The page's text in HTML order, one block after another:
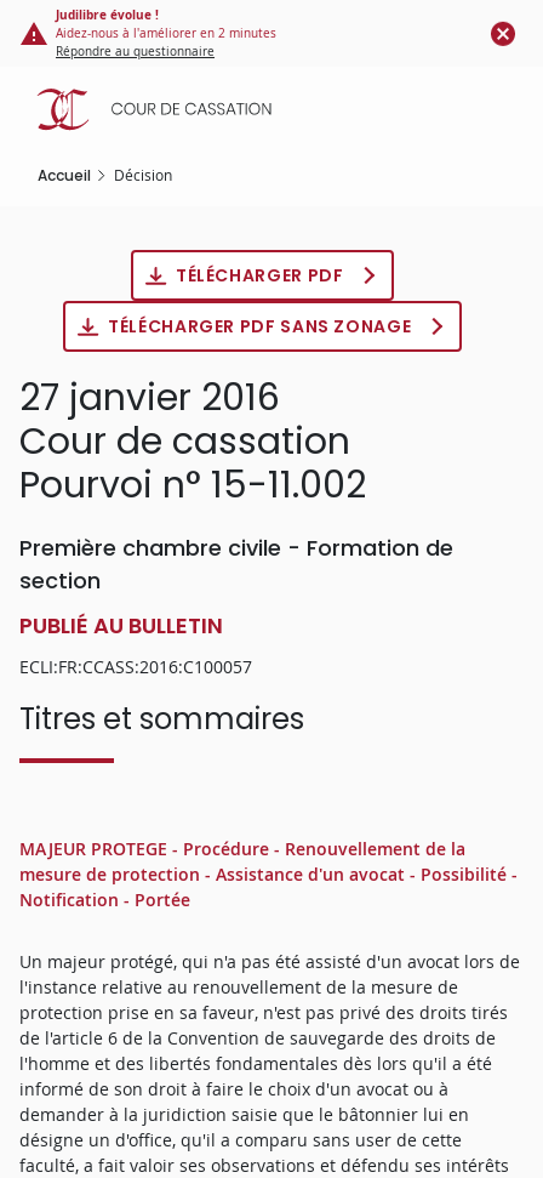
Panneau de gestion des cookies
contenu
principal
Judilibre évolue !
Aidez-nous à l'améliorer en 2 minutes
Répondre au questionnaire
Accueil Décision
TÉLÉCHARGER PDF
TÉLÉCHARGER PDF SANS ZONAGE
27 janvier 2016
Cour de cassation
Pourvoi n° 15-11.002
Première chambre civile - Formation de
section
PUBLIÉ AU BULLETIN
ECLI:FR:CCASS:2016:C100057
Titres et sommaires
MAJEUR PROTEGE - Procédure - Renouvellement de la
mesure de protection - Assistance d'un avocat - Possibilité -
Notification - Portée
Un majeur protégé, qui n'a pas été assisté d'un avocat lors de
l'instance relative au renouvellement de la mesure de
protection prise en sa faveur, n'est pas privé des droits tirés
de l'article 6 de la Convention de sauvegarde des droits de
l'homme et des libertés fondamentales dès lors qu'il a été
informé de son droit à faire le choix d'un avocat ou à
demander à la juridiction saisie que le bâtonnier lui en
désigne un d'office, qu'il a comparu sans user de cette
faculté, a fait valoir ses observations et défendu ses intérêts